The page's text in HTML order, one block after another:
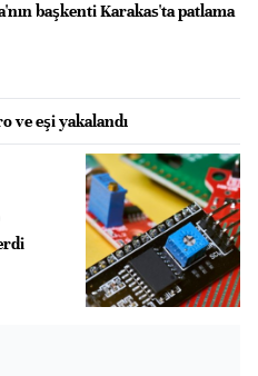
başkenti Karakas'ta patlama
ve eşi yakalandı